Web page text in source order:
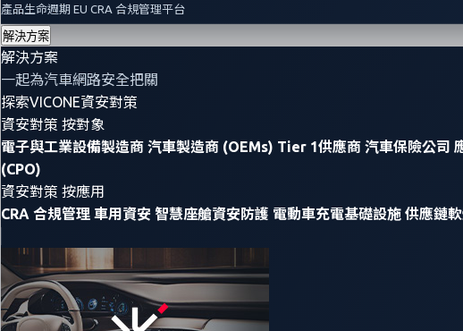
產品生命週期 EU CRA 合規管理平台
解決方案
解決方案
一起為汽車網路安全把關
探索VICONE資安對策
資安對策 按對象
電子與工業設備製造商 汽車製造商 (OEMs) Tier 1供應商 汽車保險公司
(CPO)
資安對策 按應用
CRA 合規管理 車用資安 智慧座艙資安防護 電動車充電基礎設施 供應鏈